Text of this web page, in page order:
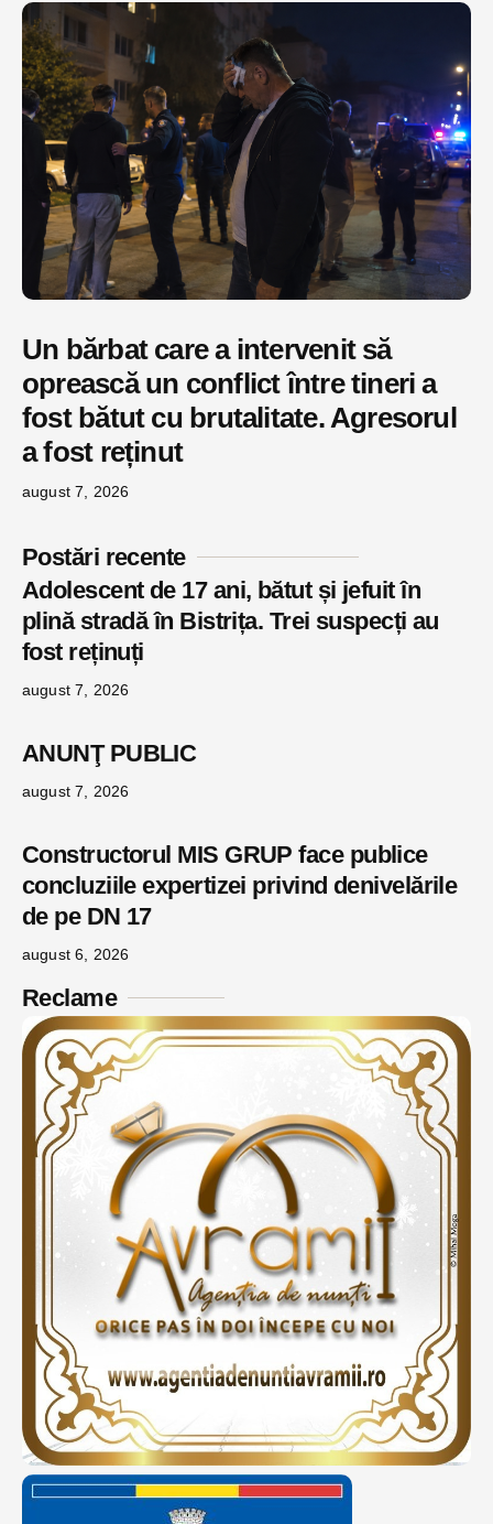
Un bărbat care a intervenit să
oprească un conflict între tineri a
fost bătut cu brutalitate. Agresorul
a fost reținut
august 7, 2026
Postări recente
Adolescent de 17 ani, bătut și jefuit în
plină stradă în Bistrița. Trei suspecți au
fost reținuți
august 7, 2026
ANUNŢ PUBLIC
august 7, 2026
Constructorul MIS GRUP face publice
concluziile expertizei privind denivelările
de pe DN 17
august 6, 2026
Reclame